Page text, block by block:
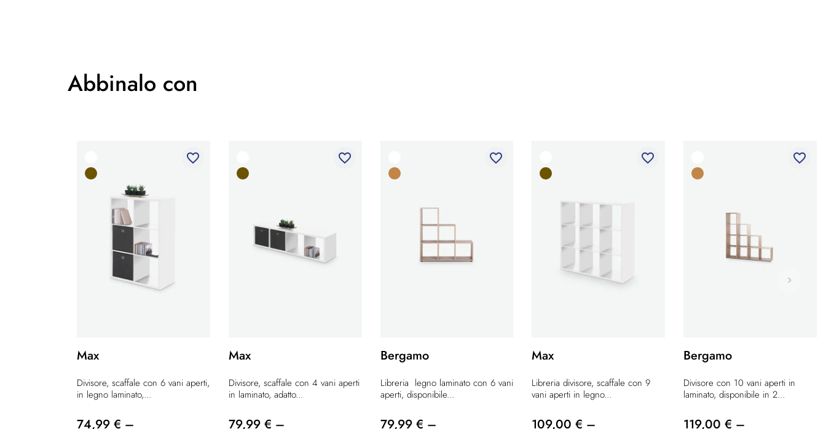
Abbinalo con
favorite_border
Max
Divisore, scaffale con 6 vani aperti,
in legno laminato,...
74,99 € –
favorite_border
Max
Divisore, scaffale con 4 vani aperti
in laminato, adatto...
79,99 € –
favorite_border
Bergamo
Libreria legno laminato con 6 vani
aperti, disponibile...
79,99 € –
favorite_border
Max
Libreria divisore, scaffale con 9
vani aperti in legno...
109,00 € –
favorite_border
Bergamo
Divisore con 10 vani aperti in
laminato, disponibile in 2...
119,00 € –